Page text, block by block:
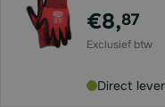
€8,87
Direct